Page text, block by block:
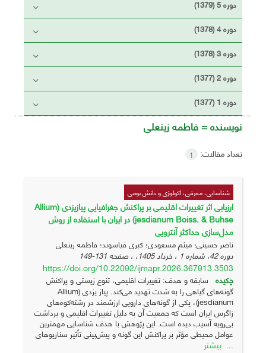
دوره 5 (1379)
دوره 4 (1378)
دوره 3 (1378)
دوره 2 (1377)
دوره 1 (1377)
نویسنده =فاطمه زینعلی
تعداد مقالات: 1
شناسایی، معرفی، اکولوژی و دانش بومی
ارزیابی اثر تغییرات اقلیمی بر پراکنش جغرافیایی پیازیزدی (Allium
jesdianum Boiss. & Buhse) در ایران با استفاده از روش
مدل‌سازی حداکثر آنتروپی
ناصر حسینی؛ میثم مسعودی؛ کبری قیاسوند؛ فاطمه زینعلی
دوره 42، شماره 1 ، خرداد 1405، ، صفحه
131-149
https://doi.org/10.22092/ijmapr.2026.367913.3503
چکیده سابقه و هدف: تغییرات اقلیمی، تنوع زیستی و پراکنش
گونه‌های گیاهی را به شدت تهدید می‌کند. پیاز یزدی (Allium
jesdianum)، یکی از گونه‌های دارویی ارزشمند در رشته‌کوه‌های
زاگرس ایران است که جمعیت آن به دلیل تغییرات اقلیمی و برداشت
بی‌رویه آسیب دیده است. این پژوهش با هدف شناسایی مهمترین
عوامل محیطی مؤثر بر پراکنش این گونه و پیش‌بینی تأثیر سناریوهای
... بیشتر